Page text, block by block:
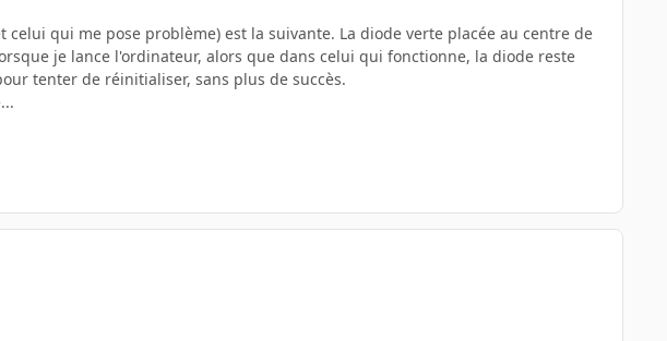
qui me pose problème) est la suivante. La diode verte placée au centre de
je lance l'ordinateur, alors que dans celui qui fonctionne, la diode reste
tenter de réinitialiser, sans plus de succès.